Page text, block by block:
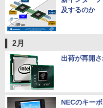
及するのか
2月
出荷が再開
NECのキー